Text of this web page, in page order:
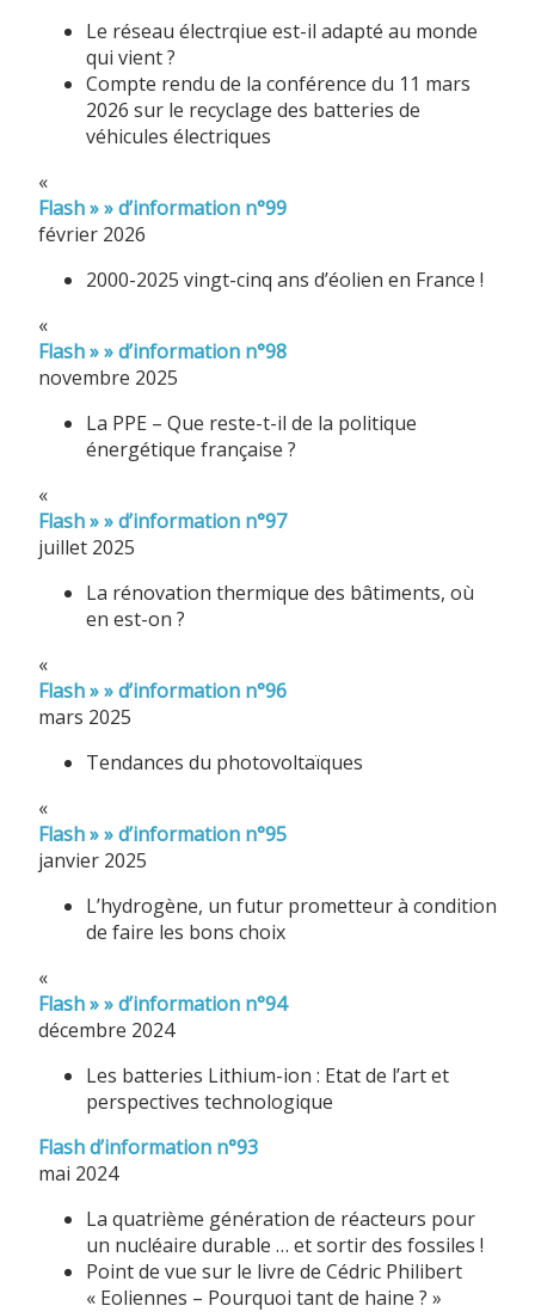
Le réseau électrqiue est-il adapté au monde
qui vient ?
Compte rendu de la conférence du 11 mars
2026 sur le recyclage des batteries de
véhicules électriques
«
Flash » » d’information n°99
février 2026
2000-2025 vingt-cinq ans d’éolien en France !
«
Flash » » d’information n°98
novembre 2025
La PPE – Que reste-t-il de la politique
énergétique française ?
«
Flash » » d’information n°97
juillet 2025
La rénovation thermique des bâtiments, où
en est-on ?
«
Flash » » d’information n°96
mars 2025
Tendances du photovoltaïques
«
Flash » » d’information n°95
janvier 2025
L’hydrogène, un futur prometteur à condition
de faire les bons choix
«
Flash » » d’information n°94
décembre 2024
Les batteries Lithium-ion : Etat de l’art et
perspectives technologique
Flash d’information n°93
mai 2024
La quatrième génération de réacteurs pour
un nucléaire durable … et sortir des fossiles !
Point de vue sur le livre de Cédric Philibert
« Eoliennes – Pourquoi tant de haine ? »